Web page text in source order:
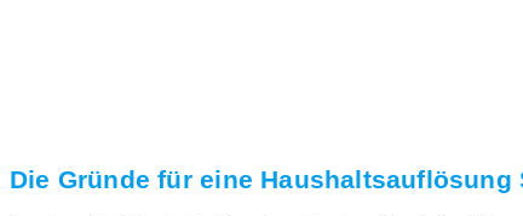
Die Gründe für eine